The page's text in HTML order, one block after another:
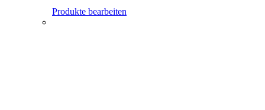
Produkte bearbeiten